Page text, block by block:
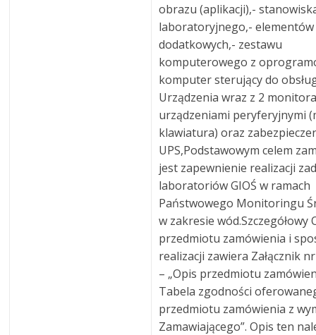
obrazu (aplikacji),-
laboratoryjnego,- elementów
dodatkowych,- zestawu
komputerowego z
komputer sterujący do
Urządzenia wraz z 2
urządzeniami peryferyjnymi
klawiatura) oraz
UPS,Podstawowym celem
jest zapewnienie realizacji
laboratoriów GIOŚ w ramach
Państwowego Monitoringu
w zakresie wód.Szczegółowy
przedmiotu zamówienia i
realizacji zawiera Załącznik
– „Opis przedmiotu
Tabela zgodności
przedmiotu zamówienia z
Zamawiającego”. Opis ten